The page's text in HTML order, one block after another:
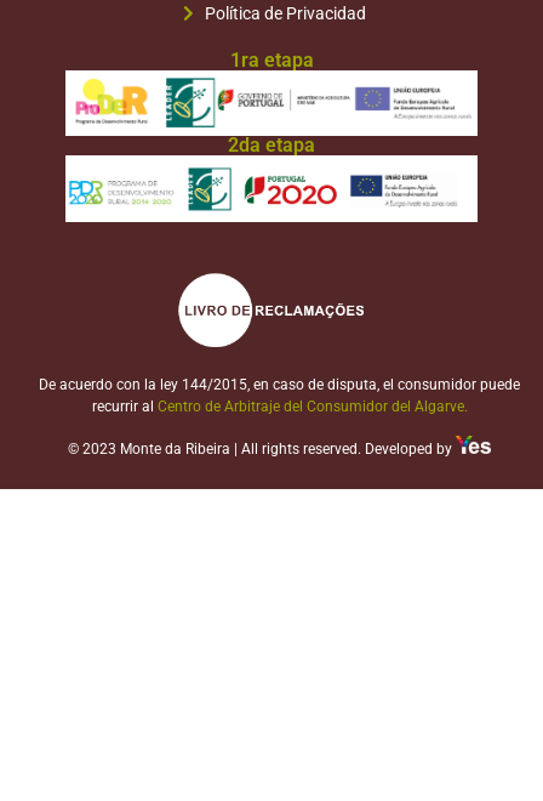
Política de Privacidad
1ra etapa
2da etapa
De acuerdo con la ley 144/2015, en caso de disputa, el consumidor puede
recurrir al Centro de Arbitraje del Consumidor del Algarve.
© 2023 Monte da Ribeira | All rights reserved. Developed by